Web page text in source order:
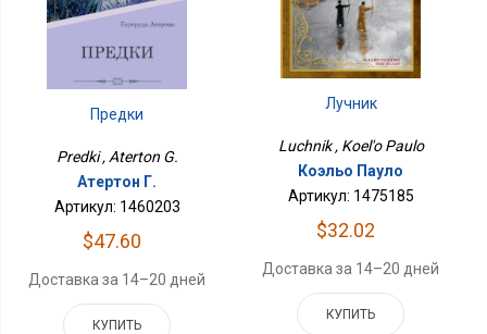
Предки
Predki , Aterton G.
Атертон Г.
Артикул: 1460203
$47.60
Доставка за 14–20 дней
КУПИТЬ
Лучник
Luchnik , Koel'o Paulo
Коэльо Пауло
Артикул: 1475185
$32.02
Доставка за 14–20 дней
КУПИТЬ